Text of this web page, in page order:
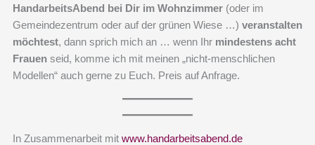
HandarbeitsAbend bei Dir im Wohnzimmer (oder im
Gemeindezentrum oder auf der grünen Wiese …) veranstalten
möchtest, dann sprich mich an … wenn Ihr mindestens acht
Frauenseid, komme ich mit meinen „nicht-menschlichen
Modellen“ auch gerne zu Euch. Preis auf Anfrage.
In Zusammenarbeit mit www.handarbeitsabend.de